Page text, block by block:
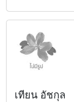
เทียน อัชกุล